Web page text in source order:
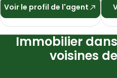
Voir le profil de l'agent
Immobilier
voisines